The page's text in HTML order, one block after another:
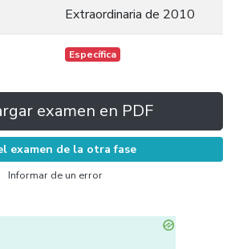
Extraordinaria de 2010
Específica
examen en PDF
examen de la otra fase
Informar de un error